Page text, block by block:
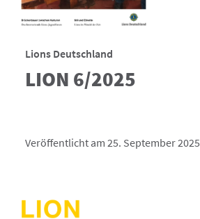
Lions Deutschland
LION 6/2025
Veröffentlicht am 25. September 2025